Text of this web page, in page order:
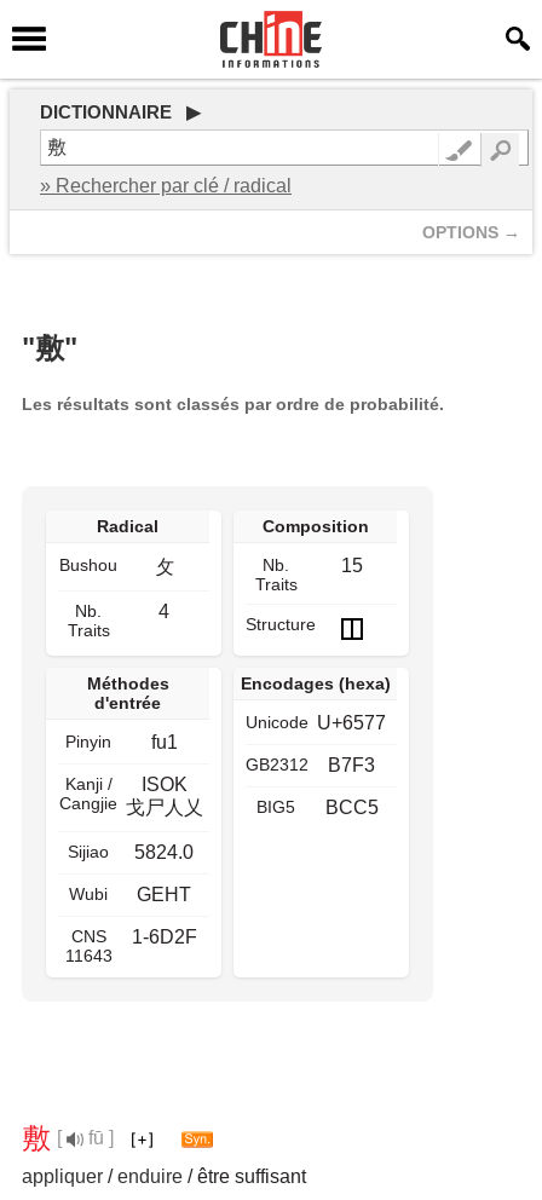
DICTIONNAIRE ▶
» Rechercher par clé / radical
OPTIONS →
"敷"
Les résultats sont classés par ordre de probabilité.
Radical
Bushou
攵
Nb.
Traits
4
Composition
Nb.
Traits
15
Structure
Méthodes
d'entrée
Pinyin
fu1
Kanji /
Cangjie
ISOK
戈尸人乂
Sijiao 5824.0
Wubi GEHT
CNS
11643
1-6D2F
Encodages (hexa)
Unicode U+6577
GB2312 B7F3
BIG5 BCC5
敷 [
fū ]
appliquer /enduire / être suffisant